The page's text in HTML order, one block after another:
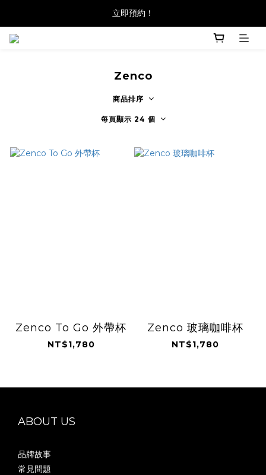
立即預約！
Zenco
商品排序
每頁顯示 24 個
Zenco To Go 外帶杯
NT$1,780
Zenco 玻璃咖啡杯
NT$1,780
ABOUT US
品牌故事
常見問題